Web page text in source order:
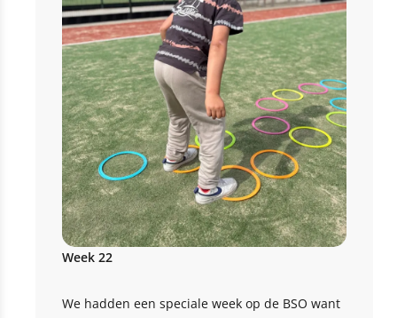
Week 22
We hadden een speciale week op de BSO want